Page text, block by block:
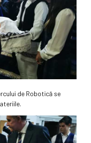
de Robotică se